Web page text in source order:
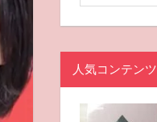
人気コンテンツ